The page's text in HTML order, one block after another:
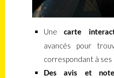
Unecarte
avancés pour
correspondant à ses
Des avis et